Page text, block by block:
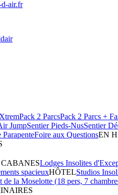
Pack 2 ParcsPack 2 Parcs +
JumpSentier Pieds-NusSentier
ParapenteFoire aux QuestionsEN
Lodges Insolites
spacieuxHÔTELStudios
de la Moselotte (18 pers, 7